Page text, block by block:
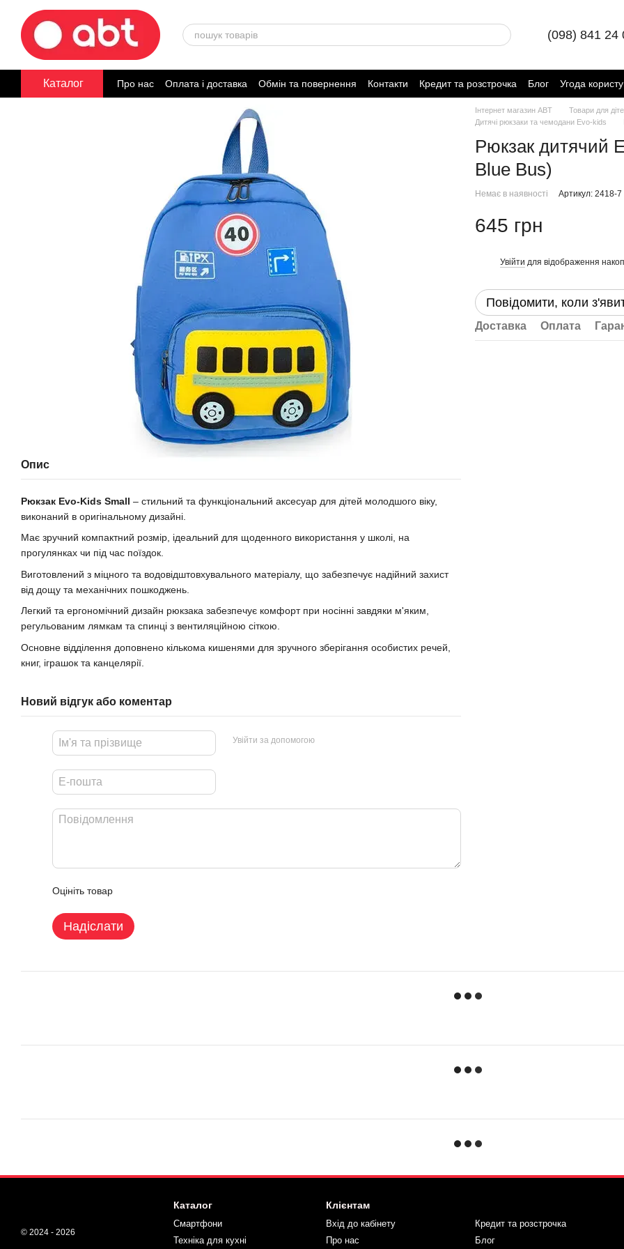
Перейти до основного контенту
(098) 841 24
Каталог Про нас Оплата і доставка Обмін та повернення Контакти Кредит та розстрочка Блог
Угода
Договір публічної оферти
Опис
Рюкзак Evo-Kids Small – стильний та функціональний аксесуар для дітей молодшого віку,
виконаний в оригінальному дизайні.
Має зручний компактний розмір, ідеальний для щоденного використання у школі, на
прогулянках чи під час поїздок.
Виготовлений з міцного та водовідштовхувального матеріалу, що забезпечує надійний захист
від дощу та механічних пошкоджень.
Легкий та ергономічний дизайн рюкзака забезпечує комфорт при носінні завдяки м'яким,
регульованим лямкам та спинці з вентиляційною сіткою.
Основне відділення доповнено кількома кишенями для зручного зберігання особистих речей,
книг, іграшок та канцелярії.
Новий відгук або коментар
Увійти за допомогою
Оцініть товар
Надіслати
Інтернет магазин ABT
Товари для
Дитячі рюкзаки та чемодани Evo-kids
Рюкзак дитячий
Blue Bus)
Немає в наявності Артикул: 2418-
645 грн
Увійти для відображення
Повідомити, коли
Доставка Оплата
© 2024 - 2026
Каталог
Смартфони
Техніка для кухні
Клієнтам
Вхід до кабінету
Про нас
Кредит та розстрочка
Блог